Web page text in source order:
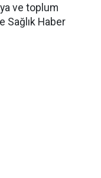
ve toplum
Sağlık Haber